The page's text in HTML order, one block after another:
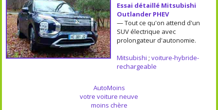
Essai détaillé Mitsubishi
Outlander PHEV
— Tout ce qu'on attend d'un
SUV électrique avec
prolongateur d'autonomie.
Mitsubishi ; voiture-hybride-
rechargeable
AutoMoins
votre voiture neuve
moins chère